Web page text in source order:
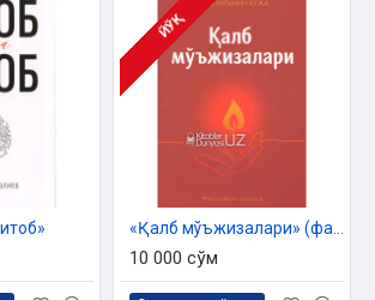
ЙЎҚ
10 000 сўм